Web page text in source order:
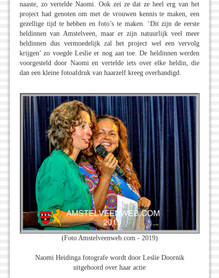
naaste, zo vertelde Naomi. Ook zei ze dat ze heel erg van het
project had genoten om met de vrouwen kennis te maken, een
gezellige tijd te hebben en foto’s te maken. ‘Dit zijn de eerste
heldinnen van Amstelveen, maar er zijn natuurlijk veel meer
heldinnen dus vermoedelijk zal het project wel een vervolg
krijgen’ zo voegde Leslie er nog aan toe. De heldinnen werden
voorgesteld door Naomi en vertelde iets over elke heldin, die
dan een kleine fotoafdruk van haarzelf kreeg overhandigd.
(Foto Amstelveenweb.com - 2019)
Naomi Heidinga fotografe wordt door Leslie Doornik
uitgehoord over haar actie